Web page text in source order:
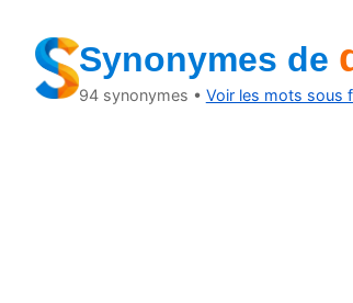
Synonymes de
94synonymes • Voir les mots sous